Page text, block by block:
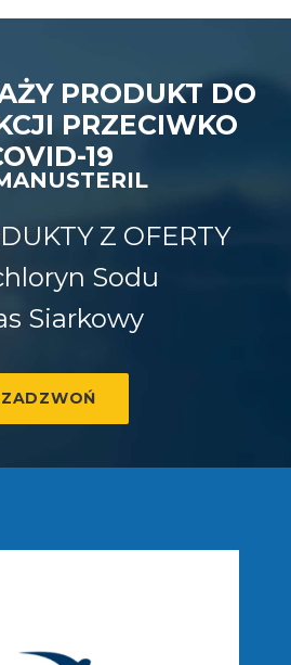
PRODUKT DO
PRZECIWKO
19
Z OFERTY
Sodu
Siarkowy
ZADZWOŃ